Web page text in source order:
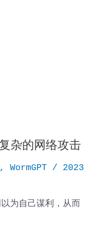
杂的网络攻击
,WormGPT / 2023
为自己谋利，从而